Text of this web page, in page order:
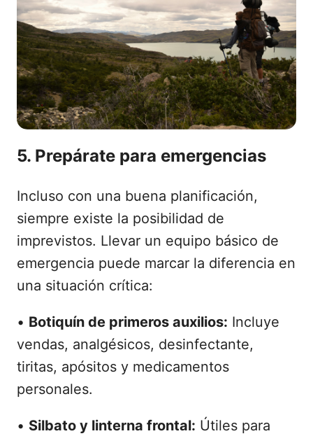
5. Prepárate para emergencias
Incluso con una buena planificación,
siempre existe la posibilidad de
imprevistos. Llevar un equipo básico de
emergencia puede marcar la diferencia en
una situación crítica:
• Botiquín de primeros auxilios: Incluye
vendas, analgésicos, desinfectante,
tiritas, apósitos y medicamentos
personales.
• Silbato y linterna frontal: Útiles para